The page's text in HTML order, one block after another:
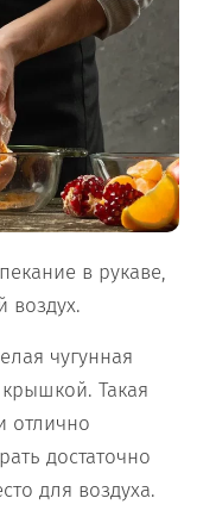
в рукаве,
воздух.
чугунная
Такая
отлично
достаточно
для воздуха.